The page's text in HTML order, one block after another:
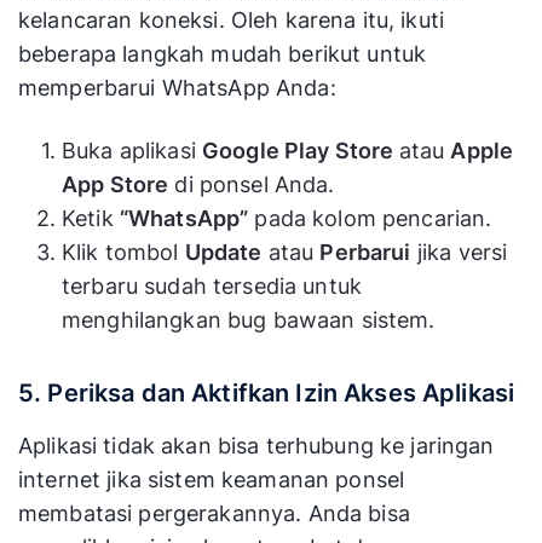
kelancaran koneksi. Oleh karena itu, ikuti
beberapa langkah mudah berikut untuk
memperbarui WhatsApp Anda:
Buka aplikasi Google Play Store atau Apple
App Store di ponsel Anda.
Ketik “WhatsApp” pada kolom pencarian.
Klik tombol Update atau Perbarui jika versi
terbaru sudah tersedia untuk
menghilangkan bug bawaan sistem.
5. Periksa dan Aktifkan Izin Akses Aplikasi
Aplikasi tidak akan bisa terhubung ke jaringan
internet jika sistem keamanan ponsel
membatasi pergerakannya. Anda bisa